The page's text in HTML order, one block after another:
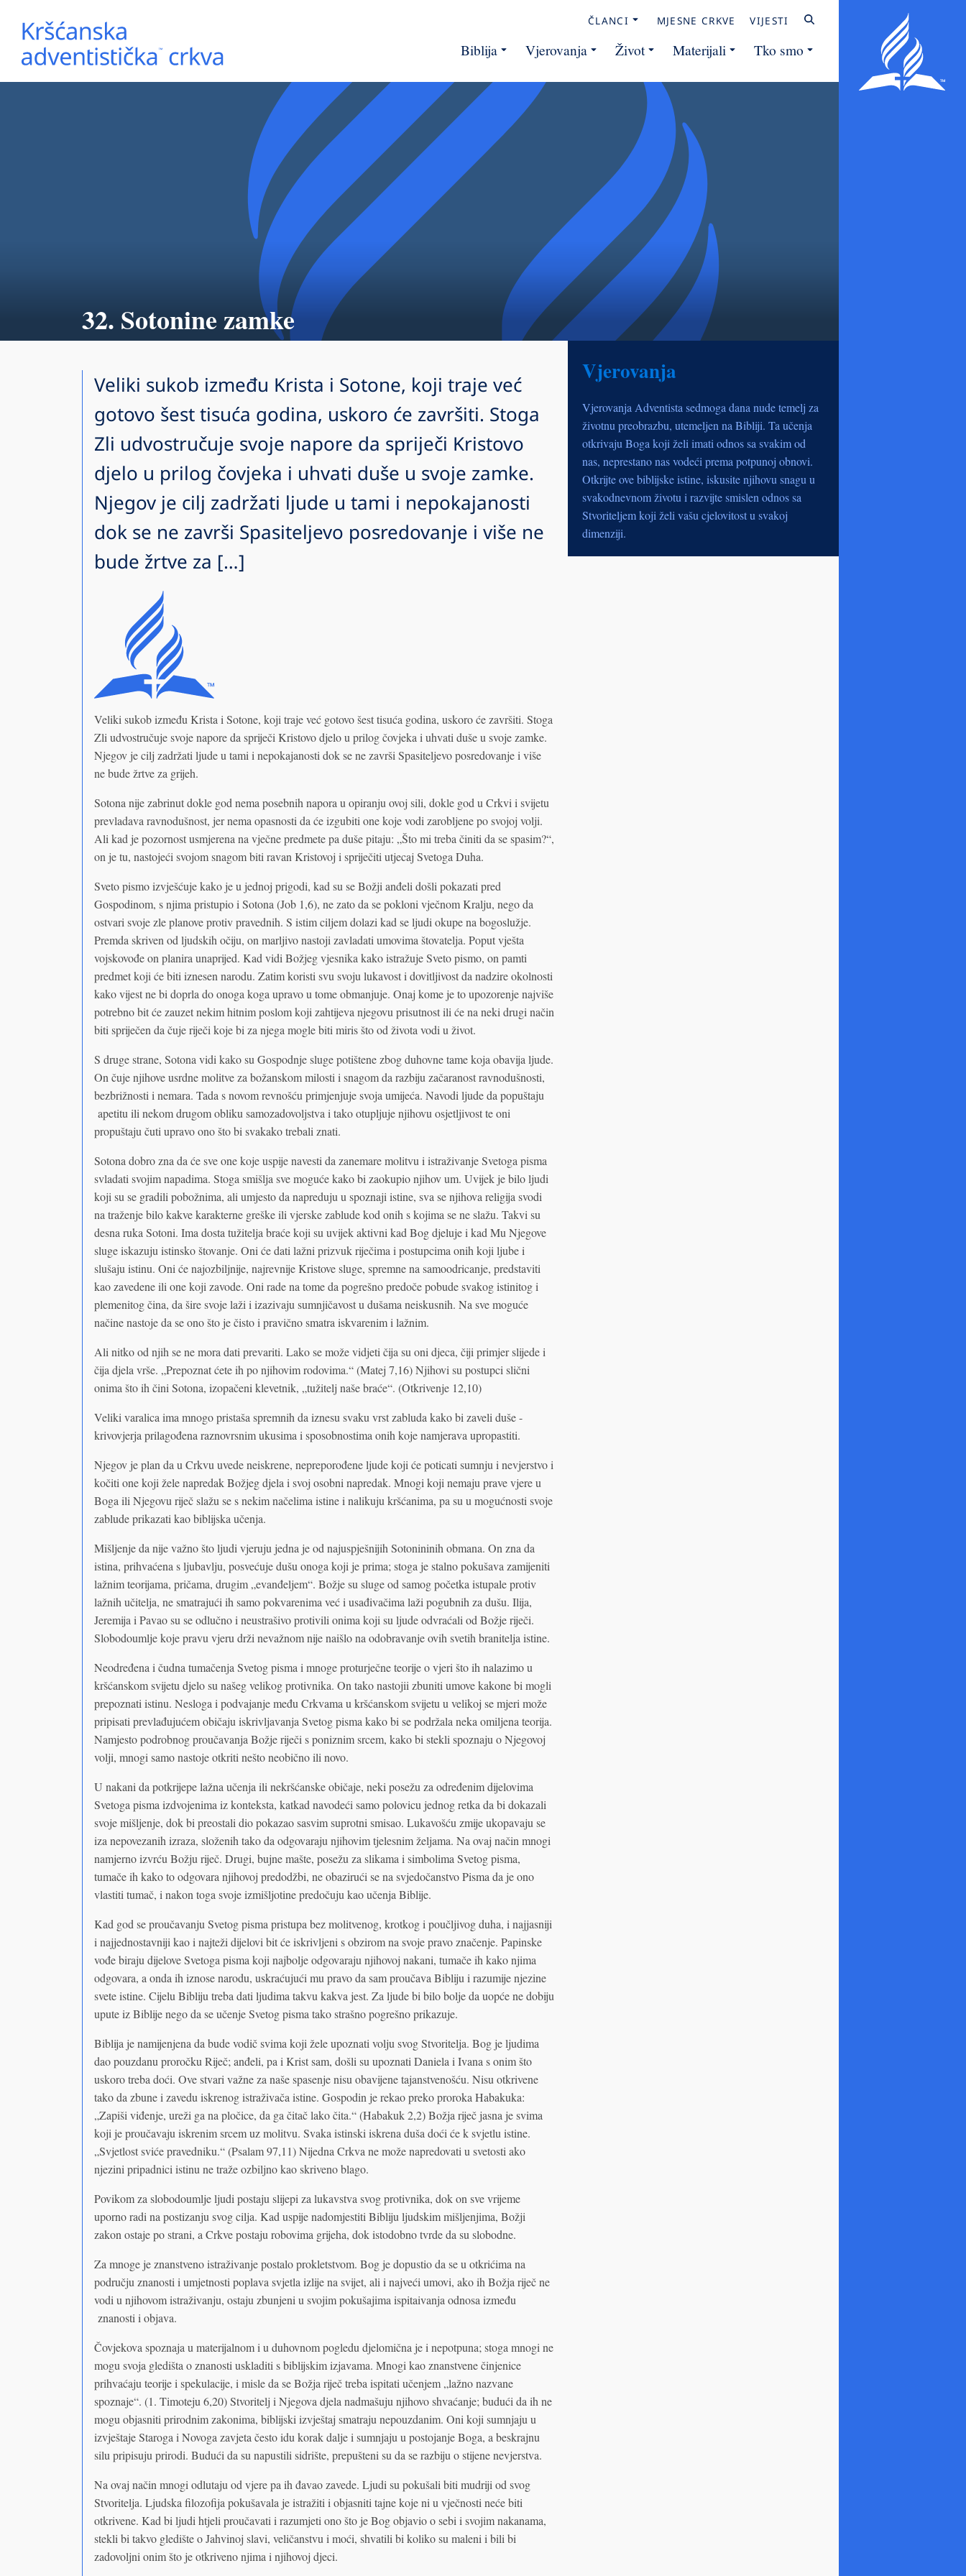
ČLANCI MJESNE CRKVE VIJESTI
Biblija Vjerovanja Život Materijali Tko smo
32. Sotonine zamke
Veliki sukob između Krista i Sotone, koji traje već
gotovo šest tisuća godina, uskoro će završiti. Stoga
Zli udvostručuje svoje napore da spriječi Kristovo
djelo u prilog čovjeka i uhvati duše u svoje zamke.
Njegov je cilj zadržati ljude u tami i nepokajanosti
dok se ne završi Spasiteljevo posredovanje i više ne
bude žrtve za […]
Veliki sukob između Krista i Sotone, koji traje već gotovo šest tisuća godina, uskoro će završiti. Stoga
Zli udvostručuje svoje napore da spriječi Kristovo djelo u prilog čovjeka i uhvati duše u svoje zamke.
Njegov je cilj zadržati ljude u tami i nepokajanosti dok se ne završi Spasiteljevo posredovanje i više
ne bude žrtve za grijeh.
Sotona nije zabrinut dokle god nema posebnih napora u opiranju ovoj sili, dokle god u Crkvi i svijetu
prevladava ravnodušnost, jer nema opasnosti da će izgubiti one koje vodi zarobljene po svojoj volji.
Ali kad je pozornost usmjerena na vječne predmete pa duše pitaju: „Što mi treba činiti da se spasim?“,
on je tu, nastojeći svojom snagom biti ravan Kristovoj i spriječiti utjecaj Svetoga Duha.
Sveto pismo izvješćuje kako je u jednoj prigodi, kad su se Božji anđeli došli pokazati pred
Gospodinom, s njima pristupio i Sotona (Job 1,6), ne zato da se pokloni vječnom Kralju, nego da
ostvari svoje zle planove protiv pravednih. S istim ciljem dolazi kad se ljudi okupe na bogoslužje.
Premda skriven od ljudskih očiju, on marljivo nastoji zavladati umovima štovatelja. Poput vješta
vojskovođe on planira unaprijed. Kad vidi Božjeg vjesnika kako istražuje Sveto pismo, on pamti
predmet koji će biti iznesen narodu. Zatim koristi svu svoju lukavost i dovitljivost da nadzire okolnosti
kako vijest ne bi doprla do onoga koga upravo u tome obmanjuje. Onaj kome je to upozorenje najviše
potrebno bit će zauzet nekim hitnim poslom koji zahtijeva njegovu prisutnost ili će na neki drugi način
biti spriječen da čuje riječi koje bi za njega mogle biti miris što od života vodi u život.
S druge strane, Sotona vidi kako su Gospodnje sluge potištene zbog duhovne tame koja obavija ljude.
On čuje njihove usrdne molitve za božanskom milosti i snagom da razbiju začaranost ravnodušnosti,
bezbrižnosti i nemara. Tada s novom revnošću primjenjuje svoja umijeća. Navodi ljude da popuštaju
apetitu ili nekom drugom obliku samozadovoljstva i tako otupljuje njihovu osjetljivost te oni
propuštaju čuti upravo ono što bi svakako trebali znati.
Sotona dobro zna da će sve one koje uspije navesti da zanemare molitvu i istraživanje Svetoga pisma
svladati svojim napadima. Stoga smišlja sve moguće kako bi zaokupio njihov um. Uvijek je bilo ljudi
koji su se gradili pobožnima, ali umjesto da napreduju u spoznaji istine, sva se njihova religija svodi
na traženje bilo kakve karakterne greške ili vjerske zablude kod onih s kojima se ne slažu. Takvi su
desna ruka Sotoni. Ima dosta tužitelja braće koji su uvijek aktivni kad Bog djeluje i kad Mu Njegove
sluge iskazuju istinsko štovanje. Oni će dati lažni prizvuk riječima i postupcima onih koji ljube i
slušaju istinu. Oni će najozbiljnije, najrevnije Kristove sluge, spremne na samoodricanje, predstaviti
kao zavedene ili one koji zavode. Oni rade na tome da pogrešno predoče pobude svakog istinitog i
plemenitog čina, da šire svoje laži i izazivaju sumnjičavost u dušama neiskusnih. Na sve moguće
načine nastoje da se ono što je čisto i pravično smatra iskvarenim i lažnim.
Ali nitko od njih se ne mora dati prevariti. Lako se može vidjeti čija su oni djeca, čiji primjer slijede i
čija djela vrše. „Prepoznat ćete ih po njihovim rodovima.“ (Matej 7,16) Njihovi su postupci slični
onima što ih čini Sotona, izopačeni klevetnik, „tužitelj naše braće“. (Otkrivenje 12,10)
Veliki varalica ima mnogo pristaša spremnih da iznesu svaku vrst zabluda kako bi zaveli duše -
krivovjerja prilagođena raznovrsnim ukusima i sposobnostima onih koje namjerava upropastiti.
Njegov je plan da u Crkvu uvede neiskrene, nepreporođene ljude koji će poticati sumnju i nevjerstvo i
kočiti one koji žele napredak Božjeg djela i svoj osobni napredak. Mnogi koji nemaju prave vjere u
Boga ili Njegovu riječ slažu se s nekim načelima istine i nalikuju kršćanima, pa su u mogućnosti svoje
zablude prikazati kao biblijska učenja.
Mišljenje da nije važno što ljudi vjeruju jedna je od najuspješnijih Sotonininih obmana. On zna da
istina, prihvaćena s ljubavlju, posvećuje dušu onoga koji je prima; stoga je stalno pokušava zamijeniti
lažnim teorijama, pričama, drugim „evanđeljem“. Božje su sluge od samog početka istupale protiv
lažnih učitelja, ne smatrajući ih samo pokvarenima već i usađivačima laži pogubnih za dušu. Ilija,
Jeremija i Pavao su se odlučno i neustrašivo protivili onima koji su ljude odvraćali od Božje riječi.
Slobodoumlje koje pravu vjeru drži nevažnom nije naišlo na odobravanje ovih svetih branitelja istine.
Neodređena i čudna tumačenja Svetog pisma i mnoge proturječne teorije o vjeri što ih nalazimo u
kršćanskom svijetu djelo su našeg velikog protivnika. On tako nastojii zbuniti umove kakone bi mogli
prepoznati istinu. Nesloga i podvajanje među Crkvama u kršćanskom svijetu u velikoj se mjeri može
pripisati prevlađujućem običaju iskrivljavanja Svetog pisma kako bi se podržala neka omiljena teorija.
Namjesto podrobnog proučavanja Božje riječi s poniznim srcem, kako bi stekli spoznaju o Njegovoj
volji, mnogi samo nastoje otkriti nešto neobično ili novo.
U nakani da potkrijepe lažna učenja ili nekršćanske običaje, neki posežu za određenim dijelovima
Svetoga pisma izdvojenima iz konteksta, katkad navodeći samo polovicu jednog retka da bi dokazali
svoje mišljenje, dok bi preostali dio pokazao sasvim suprotni smisao. Lukavošću zmije ukopavaju se
iza nepovezanih izraza, složenih tako da odgovaraju njihovim tjelesnim željama. Na ovaj način mnogi
namjerno izvrću Božju riječ. Drugi, bujne mašte, posežu za slikama i simbolima Svetog pisma,
tumače ih kako to odgovara njihovoj predodžbi, ne obazirući se na svjedočanstvo Pisma da je ono
vlastiti tumač, i nakon toga svoje izmišljotine predočuju kao učenja Biblije.
Kad god se proučavanju Svetog pisma pristupa bez molitvenog, krotkog i poučljivog duha, i najjasniji
i najjednostavniji kao i najteži dijelovi bit će iskrivljeni s obzirom na svoje pravo značenje. Papinske
vođe biraju dijelove Svetoga pisma koji najbolje odgovaraju njihovoj nakani, tumače ih kako njima
odgovara, a onda ih iznose narodu, uskraćujući mu pravo da sam proučava Bibliju i razumije njezine
svete istine. Cijelu Bibliju treba dati ljudima takvu kakva jest. Za ljude bi bilo bolje da uopće ne dobiju
upute iz Biblije nego da se učenje Svetog pisma tako strašno pogrešno prikazuje.
Biblija je namijenjena da bude vodič svima koji žele upoznati volju svog Stvoritelja. Bog je ljudima
dao pouzdanu proročku Riječ; anđeli, pa i Krist sam, došli su upoznati Daniela i Ivana s onim što
uskoro treba doći. Ove stvari važne za naše spasenje nisu obavijene tajanstvenošću. Nisu otkrivene
tako da zbune i zavedu iskrenog istraživača istine. Gospodin je rekao preko proroka Habakuka:
„Zapiši viđenje, ureži ga na pločice, da ga čitač lako čita.“ (Habakuk 2,2) Božja riječ jasna je svima
koji je proučavaju iskrenim srcem uz molitvu. Svaka istinski iskrena duša doći će k svjetlu istine.
„Svjetlost sviće pravedniku.“ (Psalam 97,11) Nijedna Crkva ne može napredovati u svetosti ako
njezini pripadnici istinu ne traže ozbiljno kao skriveno blago.
Povikom za slobodoumlje ljudi postaju slijepi za lukavstva svog protivnika, dok on sve vrijeme
uporno radi na postizanju svog cilja. Kad uspije nadomjestiti Bibliju ljudskim mišljenjima, Božji
zakon ostaje po strani, a Crkve postaju robovima grijeha, dok istodobno tvrde da su slobodne.
Za mnoge je znanstveno istraživanje postalo prokletstvom. Bog je dopustio da se u otkrićima na
području znanosti i umjetnosti poplava svjetla izlije na svijet, ali i najveći umovi, ako ih Božja riječ ne
vodi u njihovom istraživanju, ostaju zbunjeni u svojim pokušajima ispitaivanja odnosa između
znanosti i objava.
Čovjekova spoznaja u materijalnom i u duhovnom pogledu djelomična je i nepotpuna; stoga mnogi ne
mogu svoja gledišta o znanosti uskladiti s biblijskim izjavama. Mnogi kao znanstvene činjenice
prihvaćaju teorije i spekulacije, i misle da se Božja riječ treba ispitati učenjem „lažno nazvane
spoznaje“. (1. Timoteju 6,20) Stvoritelj i Njegova djela nadmašuju njihovo shvaćanje; budući da ih ne
mogu objasniti prirodnim zakonima, biblijski izvještaj smatraju nepouzdanim. Oni koji sumnjaju u
izvještaje Staroga i Novoga zavjeta često idu korak dalje i sumnjaju u postojanje Boga, a beskrajnu
silu pripisuju prirodi. Budući da su napustili sidrište, prepušteni su da se razbiju o stijene nevjerstva.
Na ovaj način mnogi odlutaju od vjere pa ih đavao zavede. Ljudi su pokušali biti mudriji od svog
Stvoritelja. Ljudska filozofija pokušavala je istražiti i objasniti tajne koje ni u vječnosti neće biti
otkrivene. Kad bi ljudi htjeli proučavati i razumjeti ono što je Bog objavio o sebi i svojim nakanama,
stekli bi takvo gledište o Jahvinoj slavi, veličanstvu i moći, shvatili bi koliko su maleni i bili bi
zadovoljni onim što je otkriveno njima i njihovoj djeci.
Vjerovanja
Vjerovanja Adventista sedmoga dana nude temelj za
životnu preobrazbu, utemeljen na Bibliji. Ta učenja
otkrivaju Boga koji želi imati odnos sa svakim od
nas, neprestano nas vodeći prema potpunoj obnovi.
Otkrijte ove biblijske istine, iskusite njihovu snagu u
svakodnevnom životu i razvijte smislen odnos sa
Stvoriteljem koji želi vašu cjelovitost u svakoj
dimenziji.